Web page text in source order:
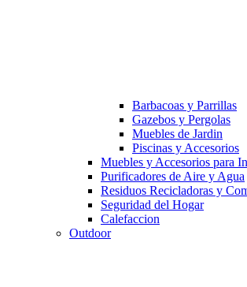
Barbacoas y Parrillas
Gazebos y Pergolas
Muebles de Jardin
Piscinas y Accesorios
Muebles y Accesorios para
Purificadores de Aire y Agua
Residuos Recicladoras y
Seguridad del Hogar
Calefaccion
Outdoor